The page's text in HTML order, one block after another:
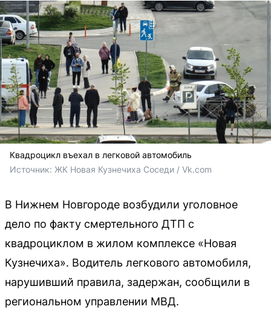
Квадроцикл въехал в легковой автомобиль
Источник: ЖК Новая Кузнечиха Соседи / Vk.com
В Нижнем Новгороде возбудили уголовное
дело по факту смертельного ДТП с
квадроциклом в жилом комплексе «Новая
Кузнечиха». Водитель легкового автомобиля,
нарушивший правила, задержан, сообщили в
региональном управлении МВД.